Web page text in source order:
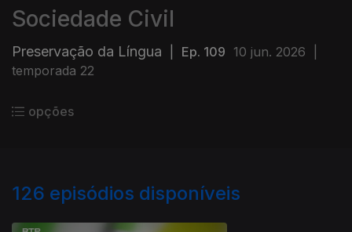
Sociedade Civil
Preservação da Língua Ep. 109 10 jun. 2026
temporada 22
opções
126 episódios disponíveis